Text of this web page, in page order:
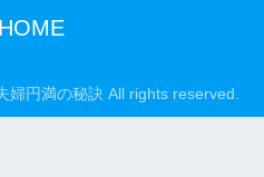
婦円満の秘訣 All rights reserved.